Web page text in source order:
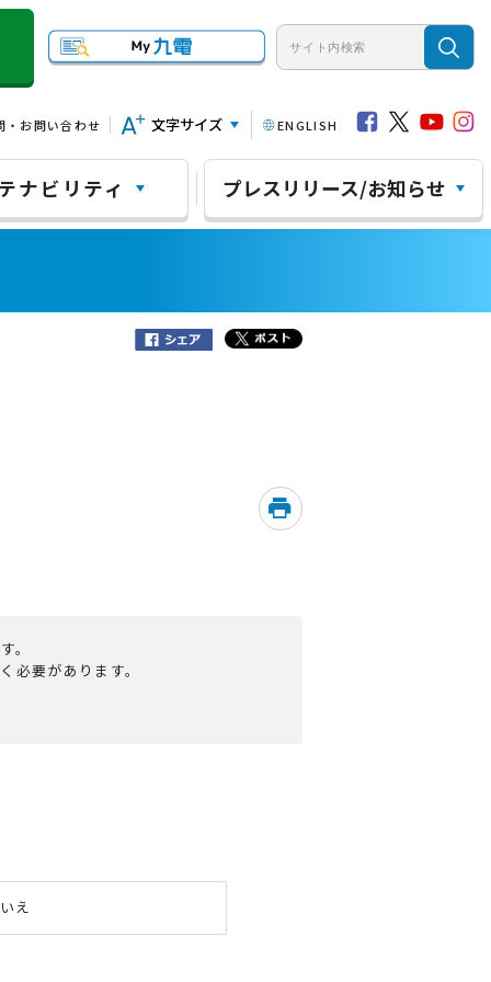
・お問い合わせ 文字サイズ ENGLISH
ナビリティ プレスリリース/お知らせ
。
必要があります。
え